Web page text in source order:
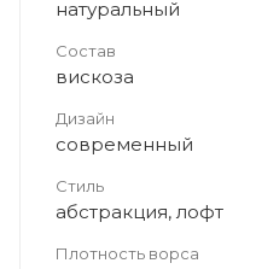
натуральный
Состав
вискоза
Дизайн
современный
Стиль
абстракция, лофт
Плотность ворса